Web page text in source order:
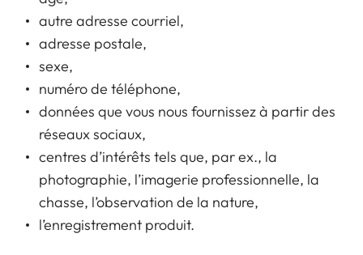
autre adresse courriel,
adresse postale,
sexe,
numéro de téléphone,
données que vous nous fournissez à partir des
réseaux sociaux,
centres d’intérêts tels que, par ex., la
photographie, l’imagerie professionnelle, la
chasse, l’observation de la nature,
l’enregistrement produit.